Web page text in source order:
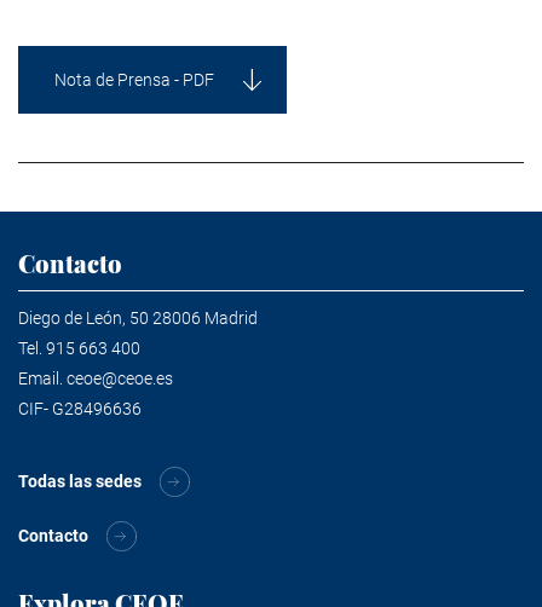
Nota de Prensa - PDF
Contacto
Diego de León, 50 28006 Madrid
Tel. 915 663 400
Email. ceoe@ceoe.es
CIF- G28496636
Todas las sedes
Contacto